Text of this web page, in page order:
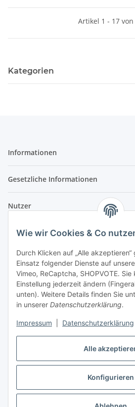
Alle
Konfigurieren
Wie wir Cookies & Co
Durch Klicken auf „Alle
Einsatz folgender Dienste auf
Vimeo, ReCaptcha, SHOPVOTE. Sie
Einstellung jederzeit ändern
unten). Weitere Details finden Sie
in unserer Datenschutzerklärung.
Impressum Datenschutzerklärung
Artikel 1 - 17 von
Kategorien
Informationen
Gesetzliche Informationen
Nutzer